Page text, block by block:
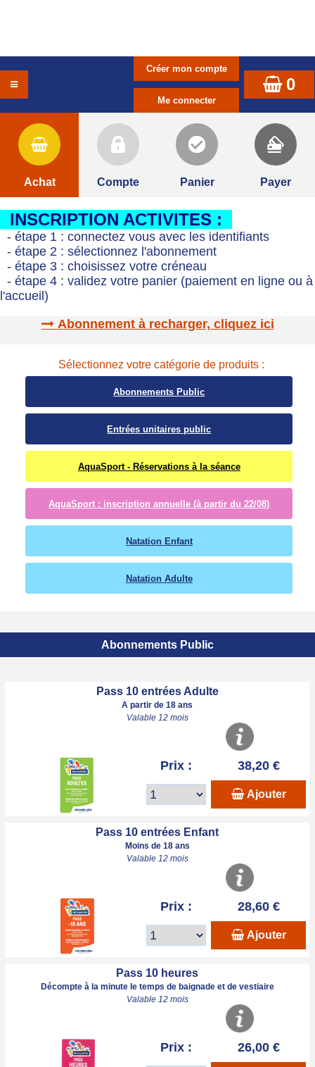
0
Achat Compte Panier Payer
INSCRIPTION ACTIVITES :
- étape 1 : connectez vous avec les identifiants
- étape 2 : sélectionnez l'abonnement
- étape 3 : choisissez votre créneau
- étape 4 : validez votre panier (paiement en ligne ou à
l'accueil)
Abonnement à recharger, cliquez ici
Sélectionnez votre catégorie de produits :
Abonnements Public
Entrées unitaires public
AquaSport - Réservations à la séance
AquaSport : inscription annuelle (à partir du 22/08)
Natation Enfant
Natation Adulte
Abonnements Public
Pass 10 entrées Adulte
A partir de 18 ans
Valable 12 mois
Prix : 38,20 €
Ajouter
Pass 10 entrées Enfant
Moins de 18 ans
Valable 12 mois
Prix : 28,60 €
Ajouter
Pass 10 heures
Décompte à la minute le temps de baignade et de vestiaire
Valable 12 mois
Prix : 26,00 €